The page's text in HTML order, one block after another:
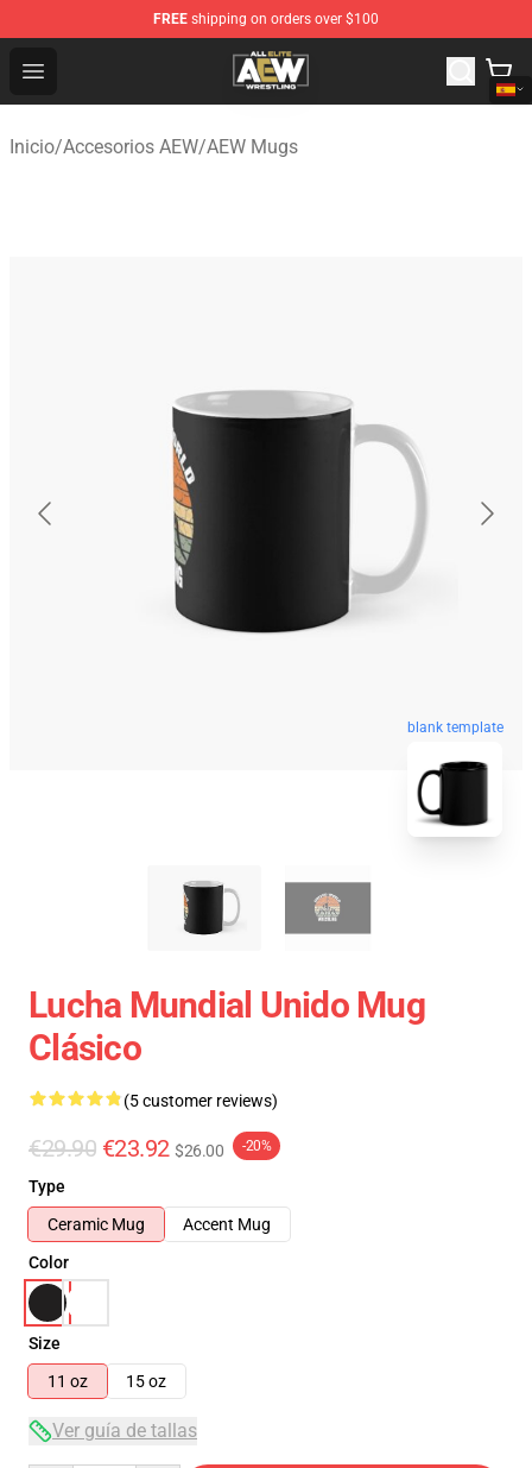
FREE shipping on orders over $100
Open menu
Aew Shop ⚡️ Official Aew Merchandise Store
Inicio/Accesorios AEW/AEW Mugs
blank template
Lucha Mundial Unido Mug
Clásico
(5 customer reviews)
€29.90 €23.92 $26.00 -20%
Type
Ceramic Mug
Accent Mug
Color
Size
11 oz
15 oz
Ver guía de tallas